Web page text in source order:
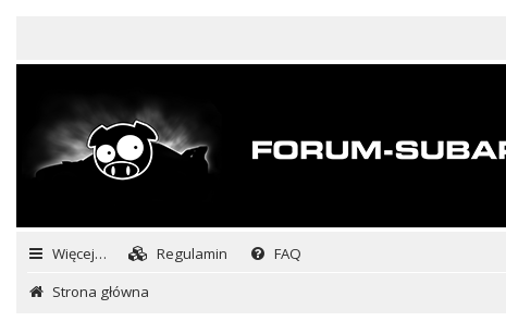
Więcej… Regulamin FAQ
Strona główna